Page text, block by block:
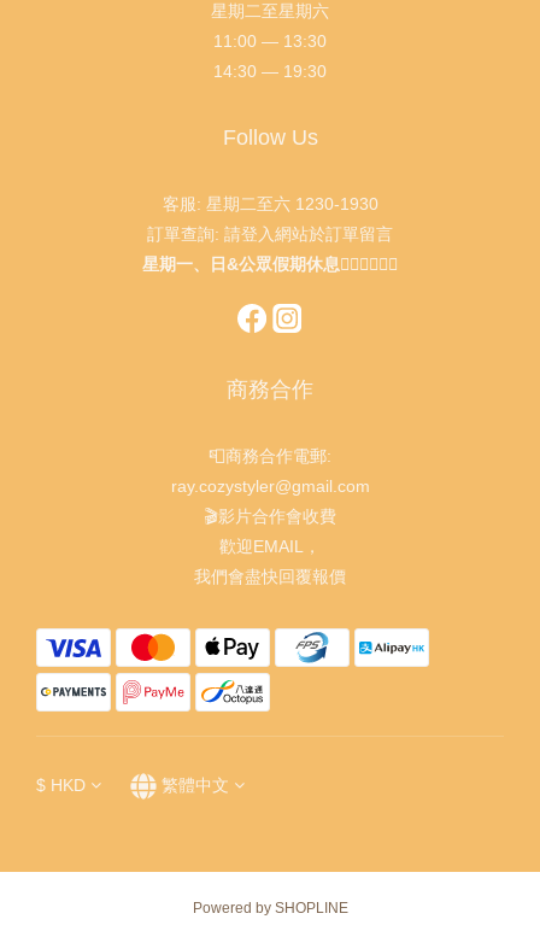
星期二至星期六
11:00 — 13:30
14:30 — 19:30
Follow Us
客服: 星期二至六 1230-1930
訂單查詢: 請登入網站於訂單留言
星期一、日&公眾假期休息🙇🏻‍♂️🙇🏻‍♀️
商務合作
📮商務合作電郵:
ray.cozystyler@gmail.com
🎬影片合作會收費
歡迎EMAIL，
我們會盡快回覆報價
$ HKD 繁體中文
Powered by SHOPLINE